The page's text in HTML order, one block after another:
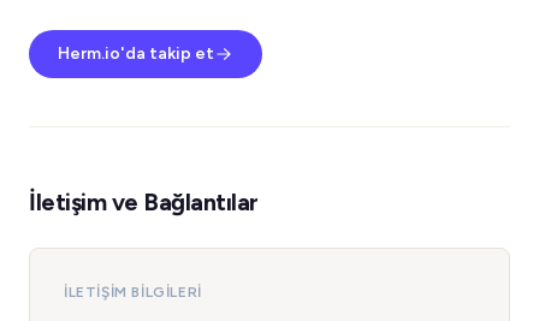
Herm.io'da takip et
İletişim ve Bağlantılar
İLETIŞIM BILGILERI